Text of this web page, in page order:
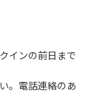
校生以上の方
用は、事前に
午からです。
願いします。
さい。午後3
インの前日まで
。電話連絡のあ